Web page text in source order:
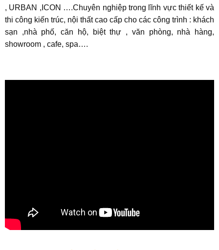
, URBAN ,ICON ….Chuyên nghiệp trong lĩnh vực thiết kế và
thi công kiến trúc, nội thất cao cấp cho các công trình : khách
sạn ,nhà phố, căn hộ, biệt thự , văn phòng, nhà hàng,
showroom , cafe, spa….